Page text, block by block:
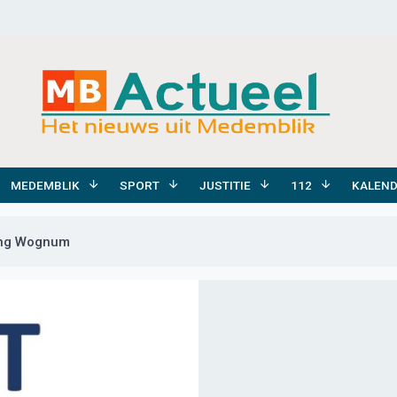
MEDEMBLIK SPORT JUSTITIE 112
Wognum